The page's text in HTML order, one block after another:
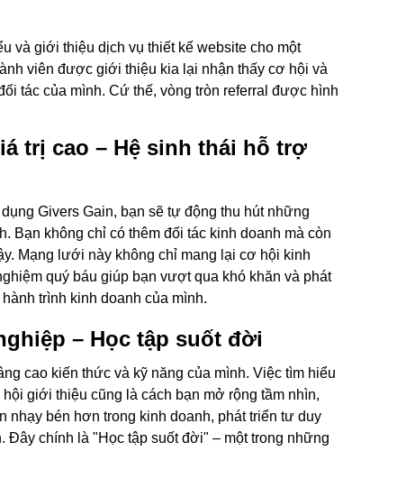
và giới thiệu dịch vụ thiết kế website cho một
viên được giới thiệu kia lại nhận thấy cơ hội và
tác của mình. Cứ thế, vòng tròn referral được hình
trị cao – Hệ sinh thái hỗ trợ
Givers Gain, bạn sẽ tự động thu hút những
Bạn không chỉ có thêm đối tác kinh doanh mà còn
Mạng lưới này không chỉ mang lại cơ hội kinh
quý báu giúp bạn vượt qua khó khăn và phát
trình kinh doanh của mình.
– Học tập suốt đời
cao kiến thức và kỹ năng của mình. Việc tìm hiểu
giới thiệu cũng là cách bạn mở rộng tầm nhìn,
nhạy bén hơn trong kinh doanh, phát triển tư duy
chính là "Học tập suốt đời" – một trong những